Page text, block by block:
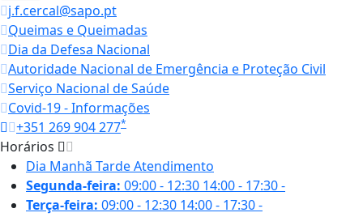
j.f.cercal@sapo.pt
Queimas e Queimadas
Dia da Defesa Nacional
Autoridade Nacional de Emergência e Proteção Civil
Serviço Nacional de Saúde
Covid-19 - Informações
+351 269 904 277*
Horários
Dia Manhã TardeAtendimento
Segunda-feira: 09:00 - 12:30 14:00 - 17:30-
Terça-feira: 09:00 - 12:30 14:00 - 17:30-